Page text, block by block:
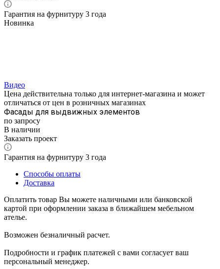
Гарантия на фурнитуру 3 года
Новинка
Видео
Цена действительна только для интернет-магазина и может
отличаться от цен в розничных магазинах
Фасады для выдвижных элементов
по запросу
В наличии
Заказать проект
Гарантия на фурнитуру 3 года
Способы оплаты
Доставка
Оплатить товар Вы можете наличными или банковской
картой при оформлении заказа в ближайшем мебельном
ателье.
Возможен безналичный расчет.
Подробности и график платежей с вами согласует ваш
персональный менеджер.